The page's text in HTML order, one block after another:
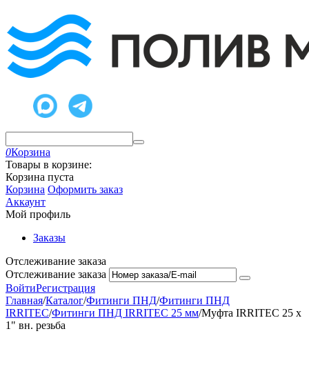
0Корзина
Товары в корзине:
Корзина пуста
Корзина Оформить заказ
Аккаунт
Мой профиль
Заказы
Отслеживание заказа
Отслеживание заказа
ВойтиРегистрация
Главная/Каталог/Фитинги ПНД/Фитинги ПНД
IRRITEC/Фитинги ПНД IRRITEC 25 мм/Муфта IRRITEC 25 х
1" вн. резьба